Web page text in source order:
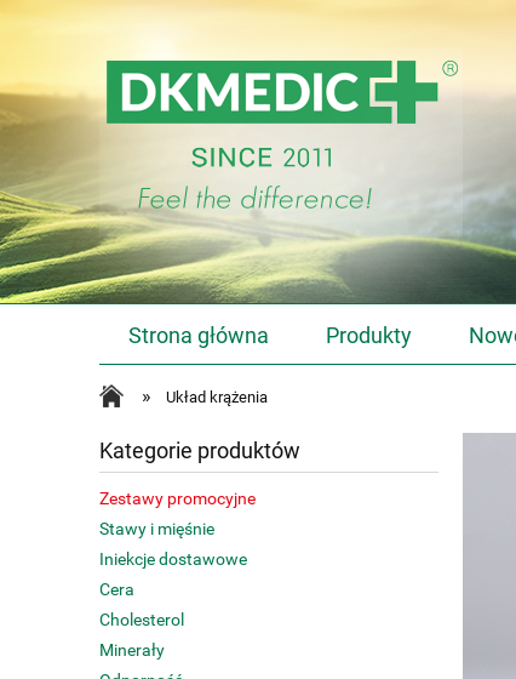
Strona główna Produkty
» Układ krążenia
Kategorie produktów
Zestawy promocyjne
Stawy i mięśnie
Iniekcje dostawowe
Cera
Cholesterol
Minerały